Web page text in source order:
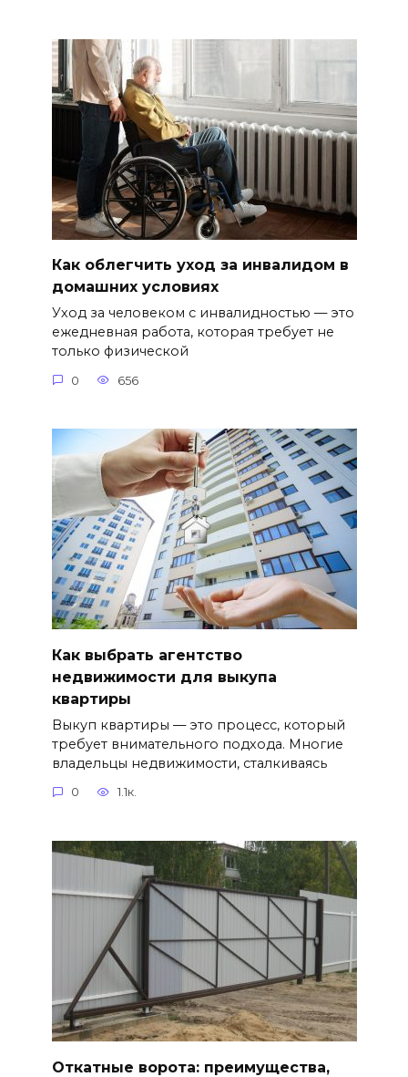
Как облегчить уход за инвалидом в
домашних условиях
Уход за человеком с инвалидностью — это
ежедневная работа, которая требует не
только физической
0 656
Как выбрать агентство
недвижимости для выкупа
квартиры
Выкуп квартиры — это процесс, который
требует внимательного подхода. Многие
владельцы недвижимости, сталкиваясь
0 1.1к.
Откатные ворота: преимущества,